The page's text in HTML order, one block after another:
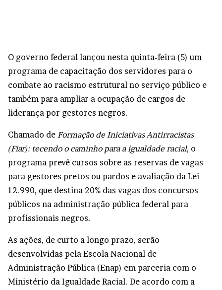
O governo federal lançou nesta quinta-feira (5) um
programa de capacitação dos servidores para o
combate ao racismo estrutural no serviço público e
também para ampliar a ocupação de cargos de
liderança por gestores negros.
Chamado de Formação de Iniciativas Antirracistas
(Fiar): tecendo o caminho para a igualdade racial, o
programa prevê cursos sobre as reservas de vagas
para gestores pretos ou pardos e avaliação da Lei
12.990, que destina 20% das vagas dos concursos
públicos na administração pública federal para
profissionais negros.
As ações, de curto a longo prazo, serão
desenvolvidas pela Escola Nacional de
Administração Pública (Enap) em parceria com o
Ministério da Igualdade Racial. De acordo com a